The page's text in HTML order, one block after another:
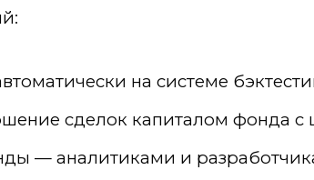
на системе
сделок капиталом фонда
— аналитиками и